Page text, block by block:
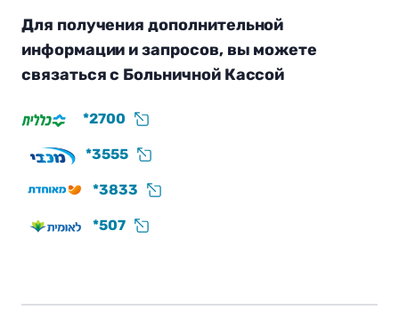
Для получения дополнительной
информации и запросов, вы можете
связаться с Больничной Кассой
*2700
*3555
*3833
*507